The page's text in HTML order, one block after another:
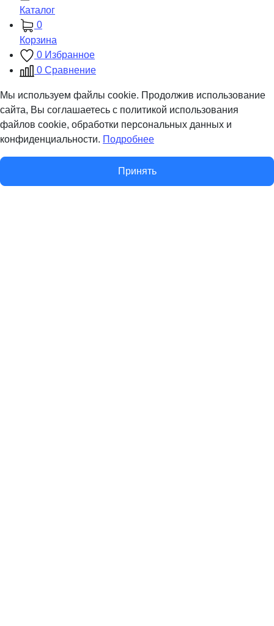
Каталог
0
Корзина
0 Избранное
0 Сравнение
Мы используем файлы cookie. Продолжив использование
сайта, Вы соглашаетесь с политикой использования
файлов cookie, обработки персональных данных и
конфиденциальности. Подробнее
Принять